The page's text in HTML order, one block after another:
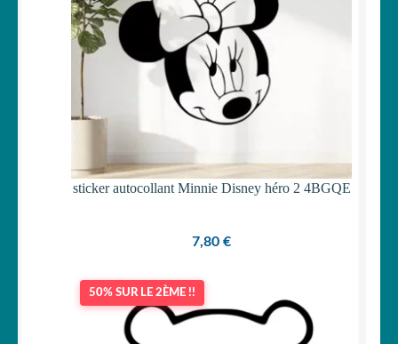
sticker autocollant Minnie Disney héro 2 4BGQE
7,80 €
50% SUR LE 2ÈME !!